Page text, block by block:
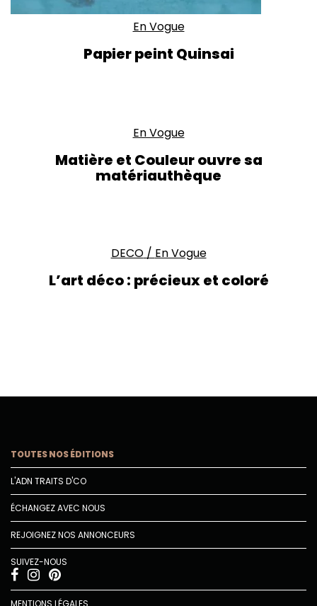
En Vogue
Papier peint Quinsai
En Vogue
Matière et Couleur ouvre sa
matériauthèque
DECO/ En Vogue
L’art déco : précieux et coloré
TOUTES NOS ÉDITIONS
L'ADN TRAITS D'CO
ÉCHANGEZ AVEC NOUS
REJOIGNEZ NOS ANNONCEURS
SUIVEZ-NOUS
MENTIONS LÉGALES